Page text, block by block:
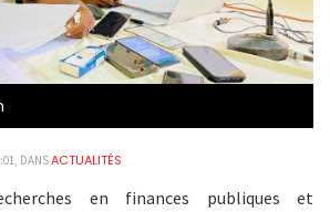
DANSACTUALITÉS
en finances publiques et